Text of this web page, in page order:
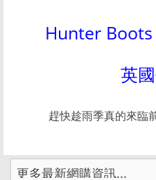
Hunter Boots
英
趕快趁雨季真的來臨